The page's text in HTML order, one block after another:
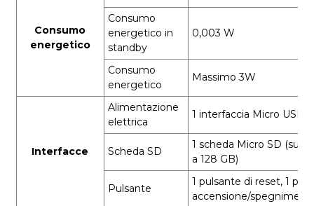
Consumo
energetico
Consumo
energetico in
standby
0,003 W
Consumo
energetico
Massimo 3W
Interfacce
Alimentazione
elettrica
1 interfaccia Micro USB
Scheda SD
1 scheda Micro SD
a 128 GB)
Pulsante
1 pulsante di reset, 1
accensione/